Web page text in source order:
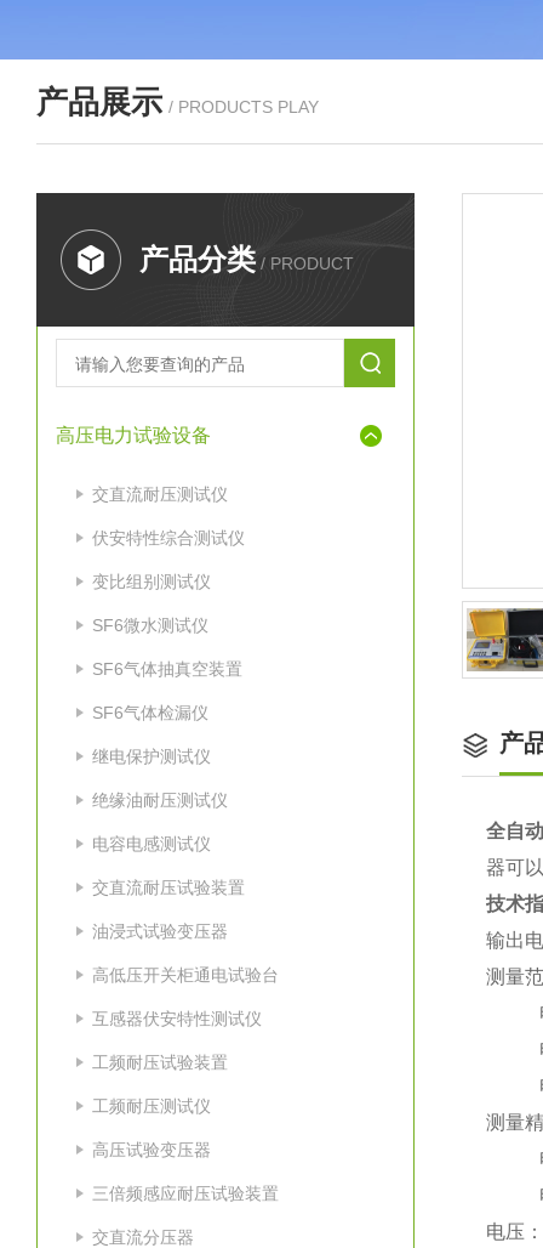
产品展示 / PRODUCTS PLAY
产品分类 / PRODUCT
高压电力试验设备
交直流耐压测试仪
伏安特性综合测试仪
变比组别测试仪
SF6微水测试仪
SF6气体抽真空装置
SF6气体检漏仪
继电保护测试仪
绝缘油耐压测试仪
电容电感测试仪
交直流耐压试验装置
油浸式试验变压器
高低压开关柜通电试验台
互感器伏安特性测试仪
工频耐压试验装置
工频耐压测试仪
高压试验变压器
三倍频感应耐压试验装置
交直流分压器
产
全自
器可
技术
输出
测量
电
电
电
测量
电
电
电压